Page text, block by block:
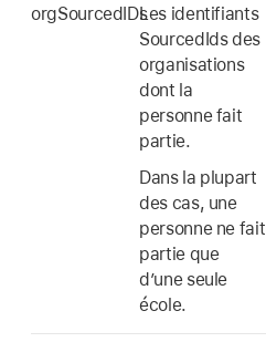
orgSourcedIDsLes identifiants
SourcedIds des
organisations
dont la
personne fait
partie.
Dans la plupart
des cas, une
personne ne fait
partie que
d’une seule
école.